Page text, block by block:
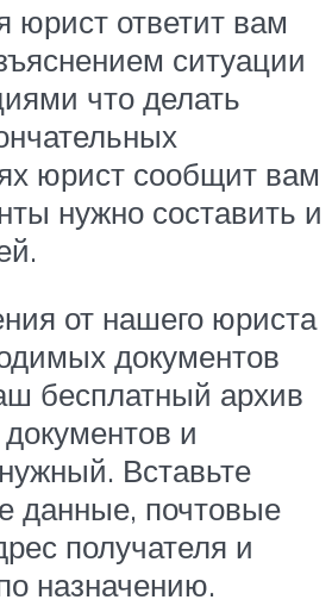
юрист ответит вам
ситуации
что делать
юрист сообщит вам
нужно составить и
от нашего юриста
документов
бесплатный архив
и
Вставьте
данные, почтовые
получателя и
назначению.